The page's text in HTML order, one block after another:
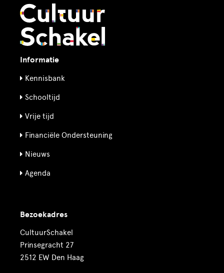
Informatie
Kennisbank
Schooltijd
Vrije tijd
Financiële Ondersteuning
Nieuws
Agenda
Bezoekadres
CultuurSchakel
Prinsegracht 27
2512 EW Den Haag